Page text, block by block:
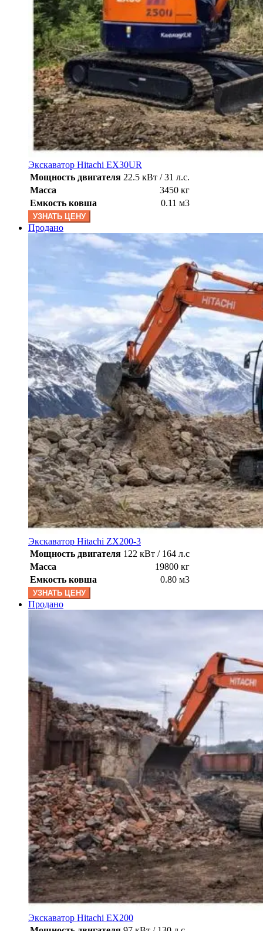
Экскаватор Hitachi EX30UR
Мощность двигателя 22.5 кВт / 31 л.с.
Масса
3450 кг
Емкость ковша
0.11 м3
УЗНАТЬ ЦЕНУ
Продано
Экскаватор Hitachi ZX200-3
Мощность двигателя 122 кВт / 164 л.с
Масса
19800 кг
Емкость ковша
0.80 м3
УЗНАТЬ ЦЕНУ
Продано
Экскаватор Hitachi EX200